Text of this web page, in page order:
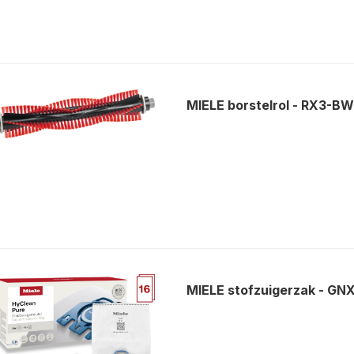
MIELE borstelrol - RX3-
MIELE stofzuigerzak -